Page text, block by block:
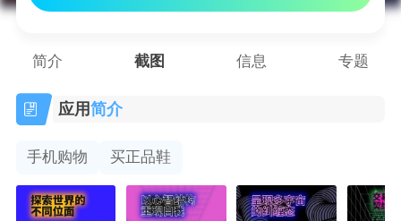
简介 截图 信息 专题
应用简介
手机购物 买正品鞋